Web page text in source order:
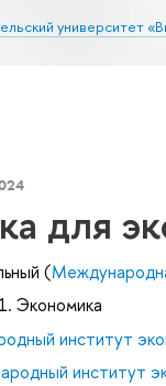
университет
для
(
Экономика
институт
институт